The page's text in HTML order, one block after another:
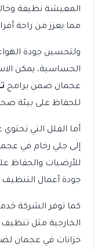
المعيشة نظيفة
مما يعزز من راحة
ولتحسين جودة
الحساسية، يمكن
عجمان ضمن برامج
للحفاظ على بيئة
أما الفلل التي
إلى جلي رخام في
للأرضيات والحفاظ
جودة أعمال التنظيف
كما توفر الشركة
الخارجية مثل
خزانات في عجمان